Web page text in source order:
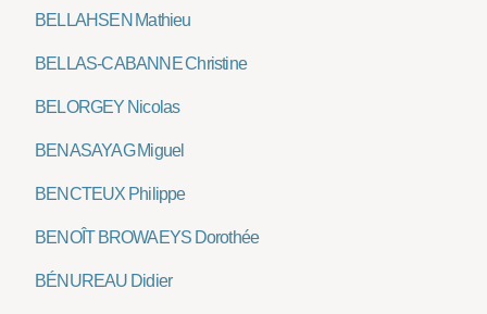
BELLAHSEN Mathieu
BELLAS-CABANNE Christine
BELORGEY Nicolas
BENASAYAG Miguel
BENCTEUX Philippe
BENOÎT BROWAEYS Dorothée
BÉNUREAU Didier